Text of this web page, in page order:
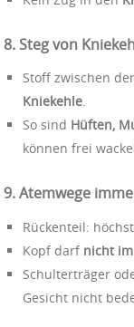
8. Steg von
Stoff zwischen
Kniekehle.
So sind Hüften,
können frei
9. Atemwege
Rückenteil:
Kopf darf nicht
Schulterträger
Gesicht nicht